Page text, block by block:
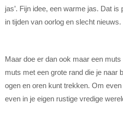
jas’. Fijn idee, een warme jas. Dat
in tijden van oorlog en slecht
Maar doe er dan ook maar een muts
muts met een grote rand die je naar
ogen en oren kunt trekken. Om
even in je eigen rustige vredige